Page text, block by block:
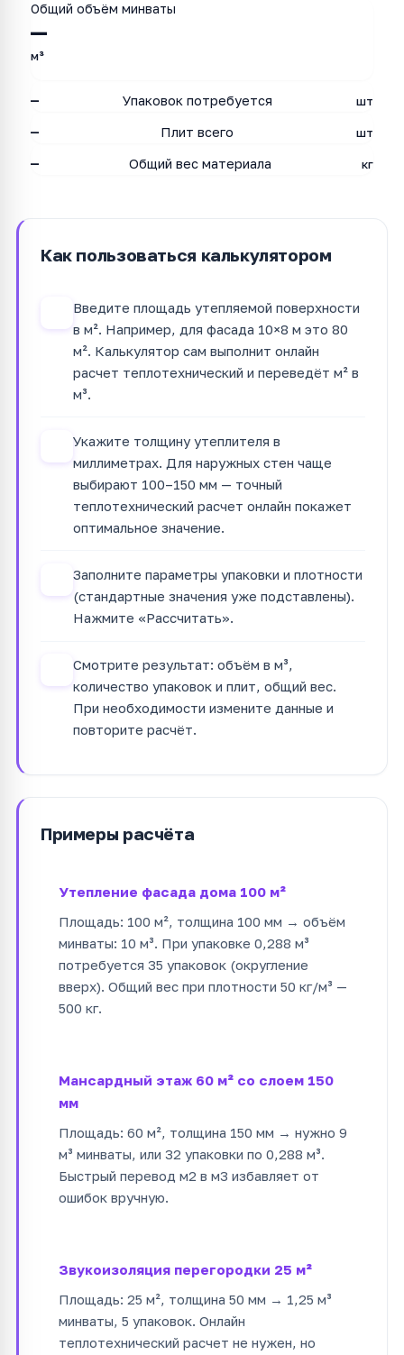
—
Общий объём минваты
м³
— Упаковок потребуется шт
— Плит всего шт
— Общий вес материала кг
Как пользоваться калькулятором
Введите площадь утепляемой поверхности
в м². Например, для фасада 10×8 м это 80
м². Калькулятор сам выполнит онлайн
расчет теплотехнический и переведёт м² в
м³.
Укажите толщину утеплителя в
миллиметрах. Для наружных стен чаще
выбирают 100–150 мм — точный
теплотехнический расчет онлайн покажет
оптимальное значение.
Заполните параметры упаковки и плотности
(стандартные значения уже подставлены).
Нажмите «Рассчитать».
Смотрите результат: объём в м³,
количество упаковок и плит, общий вес.
При необходимости измените данные и
повторите расчёт.
Примеры расчёта
Утепление фасада дома 100 м²
Площадь: 100 м², толщина 100 мм → объём
минваты: 10 м³. При упаковке 0,288 м³
потребуется 35 упаковок (округление
вверх). Общий вес при плотности 50 кг/м³ —
500 кг.
Мансардный этаж 60 м² со слоем 150
мм
Площадь: 60 м², толщина 150 мм → нужно 9
м³ минваты, или 32 упаковки по 0,288 м³.
Быстрый перевод м2 в м3 избавляет от
ошибок вручную.
Звукоизоляция перегородки 25 м²
Площадь: 25 м², толщина 50 мм → 1,25 м³
минваты, 5 упаковок. Онлайн
теплотехнический расчет не нужен, но